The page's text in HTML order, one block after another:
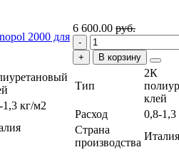
2000 для
1,3 кг/м2
6 600.00 руб.
В корзину
Тип
2К
клей
Расход
0,8-1,3
Страна
производства
Италия